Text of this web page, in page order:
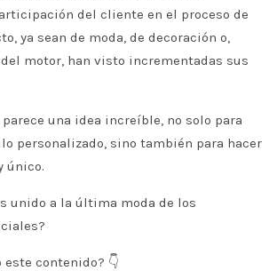
del cliente en el proceso de
ya sean de moda, de decoración o,
motor, han visto incrementadas sus
una idea increíble, no solo para
personalizado, sino también para hacer
único.
unido a la última moda de los
este contenido? 👇